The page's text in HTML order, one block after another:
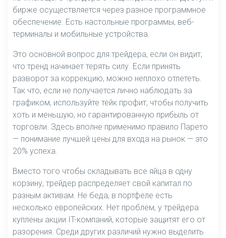
бирже осуществляется через разное программное
обеспечение. Есть настольные программы, веб-
терминалы и мобильные устройства.
Это основной вопрос для трейдера, если он видит,
что тренд начинает терять силу. Если принять
разворот за коррекцию, можно неплохо отлететь.
Так что, если не получается лично наблюдать за
графиком, используйте тейк профит, чтобы получить
хоть и меньшую, но гарантированную прибыль от
торговли. Здесь вполне применимо правило Парето
— понимание лучшей цены для входа на рынок — это
20% успеха.
Вместо того чтобы складывать все яйца в одну
корзину, трейдер распределяет свой капитал по
разным активам. Не беда, в портфеле есть
несколько европейских. Нет проблем, у трейдера
куплены акции IT-компаний, которые защитят его от
разорения. Среди других различий нужно выделить